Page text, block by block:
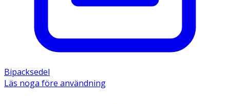
Bipacksedel
Läs noga före användning